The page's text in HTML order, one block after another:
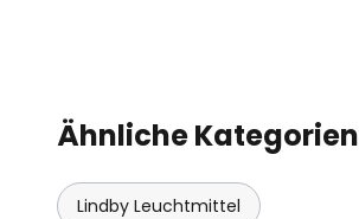
Ähnliche Kategorien
Lindby Leuchtmittel